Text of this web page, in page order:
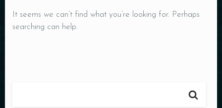
MAISTAS ŠVENTĖMS
STALAI
It seems we can’t find what you’re looking for. Perhaps
searching can help.